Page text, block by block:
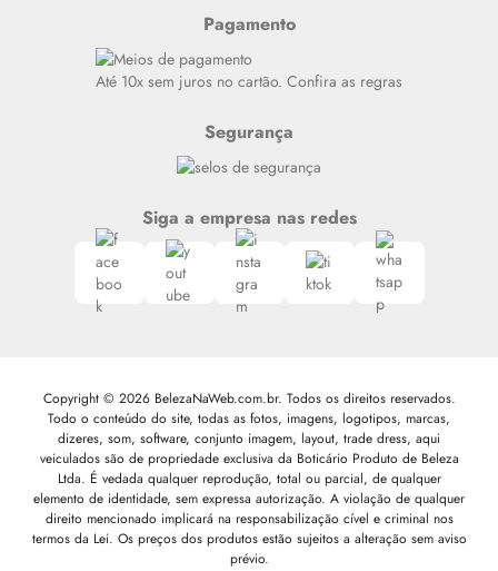
Siga nosso canal no Whatsapp
Pagamento
Até 10x sem juros no cartão. Confira as regras
Segurança
Siga a empresa nas redes
Copyright © 2026 BelezaNaWeb.com.br. Todos os direitos reservados.
Todo o conteúdo do site, todas as fotos, imagens, logotipos, marcas,
dizeres, som, software, conjunto imagem, layout, trade dress, aqui
veiculados são de propriedade exclusiva da Boticário Produto de Beleza
Ltda. É vedada qualquer reprodução, total ou parcial, de qualquer
elemento de identidade, sem expressa autorização. A violação de qualquer
direito mencionado implicará na responsabilização cível e criminal nos
termos da Lei. Os preços dos produtos estão sujeitos a alteração sem aviso
prévio.